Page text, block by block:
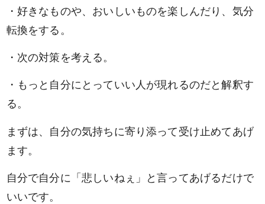
・好きなものや、おいしいものを楽しんだり、気分
転換をする。
・次の対策を考える。
・もっと自分にとっていい人が現れるのだと解釈す
る。
まずは、自分の気持ちに寄り添って受け止めてあげ
ます。
自分で自分に「悲しいねぇ」と言ってあげるだけで
いいです。